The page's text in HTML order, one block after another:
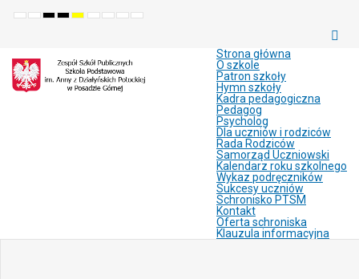
Default
NightHigh
mode
High
mode
High
mode
SetSetMake
Set
Strona główna
O szkole
Patron szkoły
Hymn szkoły
Kadra pedagogiczna
Pedagog
Psycholog
Dla uczniów i rodziców
Rada Rodziców
Samorząd Uczniowski
Kalendarz roku szkolnego
Wykaz podręczników
Sukcesy uczniów
Schronisko PTSM
Kontakt
Oferta schroniska
Klauzula informacyjna